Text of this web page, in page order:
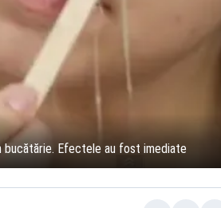
bucătărie. Efectele au fost imediate